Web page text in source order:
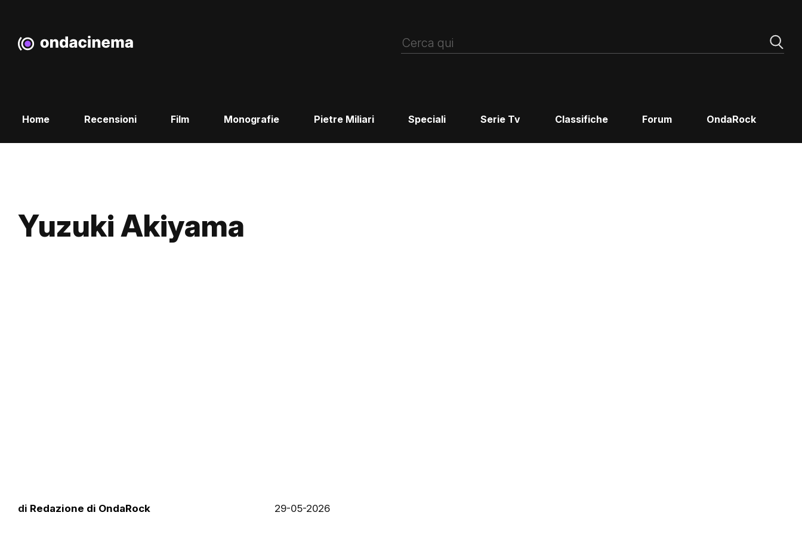
Home Recensioni Film Monografie Pietre Miliari Speciali Serie Tv Classifiche Forum OndaRock
Yuzuki Akiyama
di Redazione di OndaRock 29-05-2026